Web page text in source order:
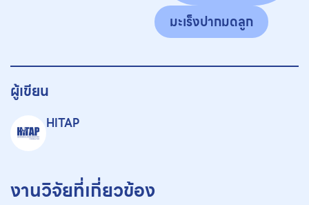
มะเร็งปากมดลูก
ผู้เขียน
HITAP
งานวิจัยที่เกี่ยวข้อง